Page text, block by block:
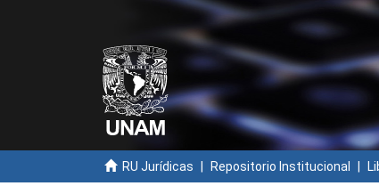
RU Jurídicas Repositorio Institucional